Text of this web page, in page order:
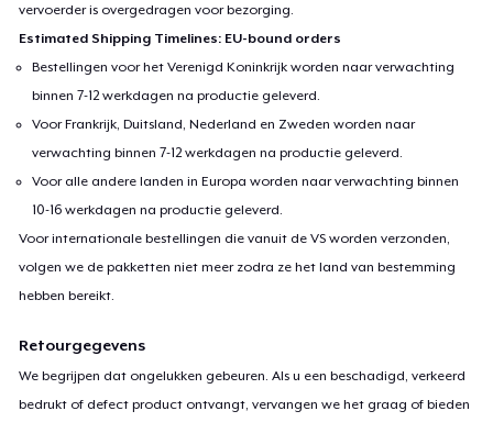
vervoerder is overgedragen voor bezorging.
Estimated Shipping Timelines: EU-bound orders
Bestellingen voor het Verenigd Koninkrijk worden naar verwachting
binnen 7-12 werkdagen na productie geleverd.
Voor Frankrijk, Duitsland, Nederland en Zweden worden naar
verwachting binnen 7-12 werkdagen na productie geleverd.
Voor alle andere landen in Europa worden naar verwachting binnen
10-16 werkdagen na productie geleverd.
Voor internationale bestellingen die vanuit de VS worden verzonden,
volgen we de pakketten niet meer zodra ze het land van bestemming
hebben bereikt.
Retourgegevens
We begrijpen dat ongelukken gebeuren. Als u een beschadigd, verkeerd
bedrukt of defect product ontvangt, vervangen we het graag of bieden